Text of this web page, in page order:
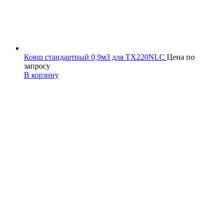
Ковш стандартный 0,9м3 для TX220NLC Цена по
запросу
В корзину